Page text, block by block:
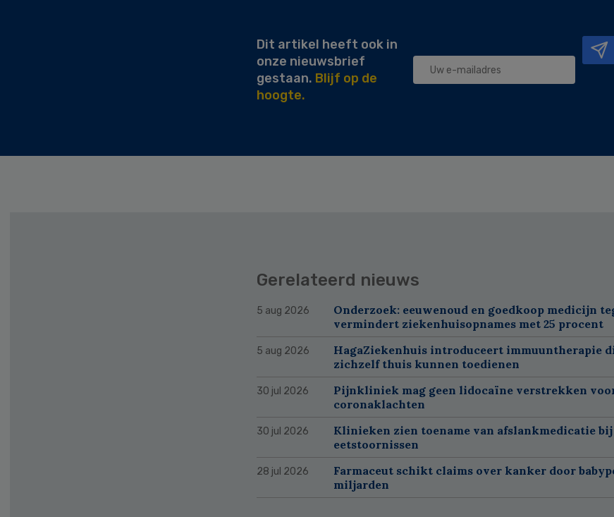
Dit artikel heeft ook in
onze nieuwsbrief
gestaan. Blijf op de
hoogte.
Gerelateerd nieuws
5 aug 2026
Onderzoek: eeuwenoud en goedkoop medicijn
vermindert ziekenhuisopnames met 25 procent
5 aug 2026
HagaZiekenhuis introduceert immuuntherapie
zichzelf thuis kunnen toedienen
30 jul 2026
Pijnkliniek mag geen lidocaïne verstrekken
coronaklachten
30 jul 2026
Klinieken zien toename van afslankmedicatie bij
eetstoornissen
28 jul 2026
Farmaceut schikt claims over kanker door
miljarden